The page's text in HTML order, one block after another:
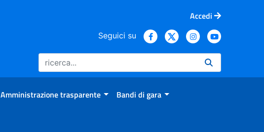
Accedi
Seguici su
Amministrazione trasparente Bandi di gara